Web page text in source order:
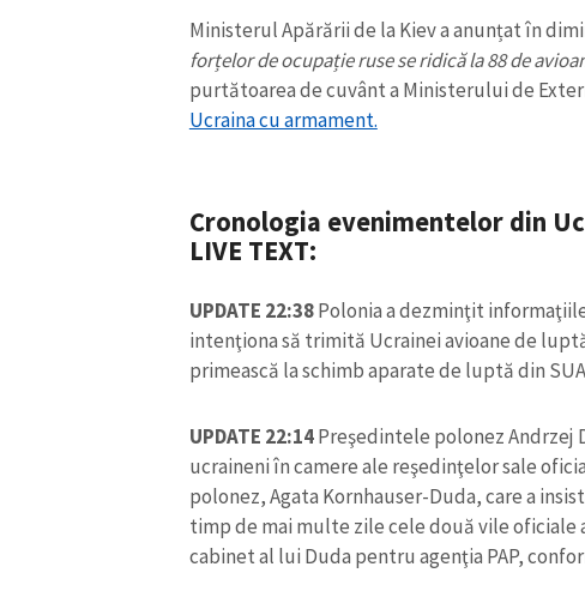
Ministerul Apărării de la Kiev a anunțat în
forțelor de ocupație ruse se ridică la 88 de
purtătoarea de cuvânt a Ministerului de
Ucraina cu armament.
Cronologia evenimentelor din
LIVE TEXT:
UPDATE 22:38Polonia a dezminţit
intenţiona să trimită Ucrainei avioane de
primească la schimb aparate de luptă din
UPDATE 22:14Preşedintele polonez Andrzej
ucraineni în camere ale reşedinţelor sale
polonez, Agata Kornhauser-Duda, care a
timp de mai multe zile cele două vile
cabinet al lui Duda pentru agenţia PAP,
ȘTIREA MEA
Fotografie
Mesajul știrei